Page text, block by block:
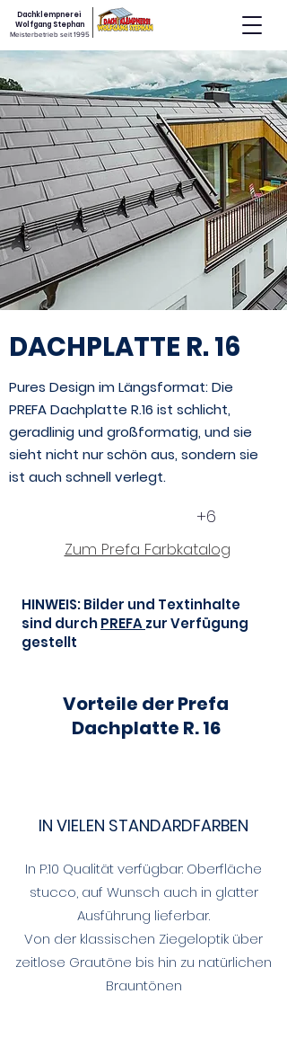
Dachklempnerei
Wolfgang Stephan
Meisterbetrieb seit 1995
DACHPLATTE R. 16
Pures Design im Längsformat: Die
PREFA Dachplatte R.16 ist schlicht,
geradlinig und großformatig, und sie
sieht nicht nur schön aus, sondern sie
ist auch schnell verlegt.
+6
Zum Prefa Farbkatalog
HINWEIS: Bilder und Textinhalte
sind durchPREFAzur Verfügung
gestellt
Vorteile der Prefa
Dachplatte R. 16
IN VIELEN STANDARDFARBEN
In P.10 Qualität verfügbar: Oberfläche
stucco, auf Wunsch auch in glatter
Ausführung lieferbar.
Von der klassischen Ziegeloptik über
zeitlose Grautöne bis hin zu natürlichen
Brauntönen